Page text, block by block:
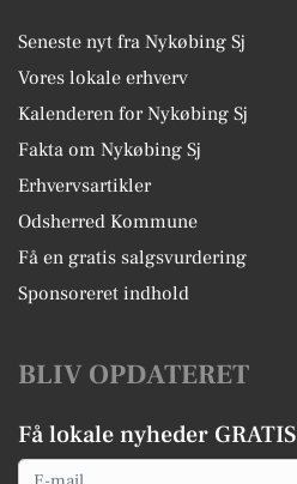
Seneste nyt fra Nykøbing Sj
Vores lokale erhverv
Kalenderen for Nykøbing Sj
Fakta om Nykøbing Sj
Erhvervsartikler
Odsherred Kommune
Få en gratis salgsvurdering
Sponsoreret indhold
BLIV OPDATERET
Få lokale nyheder GRATIS
Email